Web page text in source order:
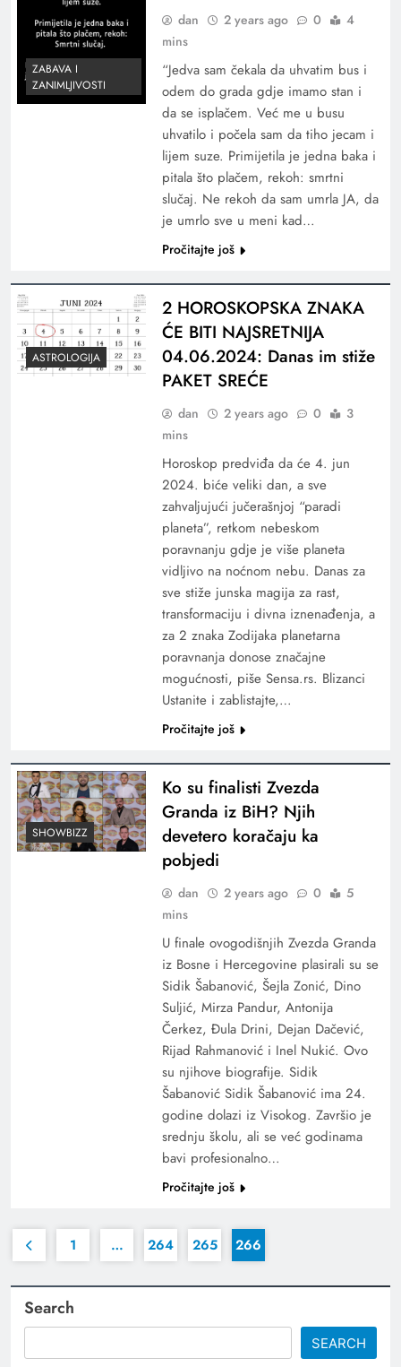
ZABAVA I
ZANIMLJIVOSTI
dan 2 years ago 0
4
mins
“Jedva sam čekala da uhvatim bus i
odem do grada gdje imamo stan i
da se isplačem. Već me u busu
uhvatilo i počela sam da tiho jecam i
lijem suze. Primijetila je jedna baka i
pitala što plačem, rekoh: smrtni
slučaj. Ne rekoh da sam umrla JA, da
je umrlo sve u meni kad…
Pročitajte još
ASTROLOGIJA
2 HOROSKOPSKA ZNAKA
ĆE BITI NAJSRETNIJA
04.06.2024: Danas im stiže
PAKET SREĆE
dan 2 years ago 0
3
mins
Horoskop predviđa da će 4. jun
2024. biće veliki dan, a sve
zahvaljujući jučerašnjoj “paradi
planeta”, retkom nebeskom
poravnanju gdje je više planeta
vidljivo na noćnom nebu. Danas za
sve stiže junska magija za rast,
transformaciju i divna iznenađenja, a
za 2 znaka Zodijaka planetarna
poravnanja donose značajne
mogućnosti, piše Sensa.rs. Blizanci
Ustanite i zablistajte,…
Pročitajte još
SHOWBIZZ
Ko su finalisti Zvezda
Granda iz BiH? Njih
devetero koračaju ka
pobjedi
dan 2 years ago 0
5
mins
U finale ovogodišnjih Zvezda Granda
iz Bosne i Hercegovine plasirali su se
Sidik Šabanović, Šejla Zonić, Dino
Suljić, Mirza Pandur, Antonija
Čerkez, Đula Drini, Dejan Dačević,
Rijad Rahmanović i Inel Nukić. Ovo
su njihove biografije. Sidik
Šabanović Sidik Šabanović ima 24.
godine dolazi iz Visokog. Završio je
srednju školu, ali se već godinama
bavi profesionalno…
Pročitajte još
1 … 264 265 266
Search
SEARCH